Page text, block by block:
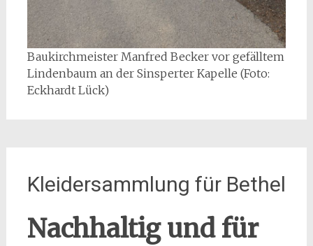
Baukirchmeister Manfred Becker vor gefälltem
Lindenbaum an der Sinsperter Kapelle (Foto:
Eckhardt Lück)
Kleidersammlung für Bethel
Nachhaltig und für